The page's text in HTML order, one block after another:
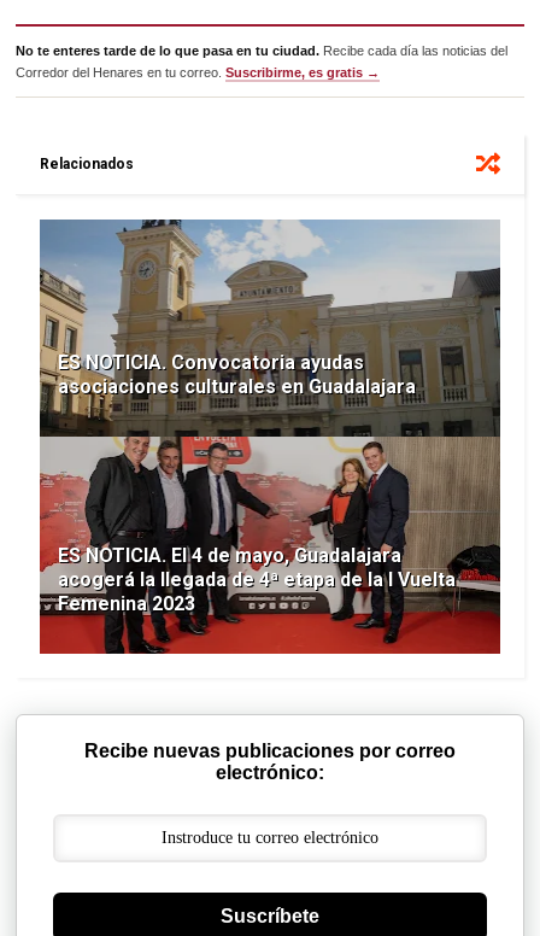
No te enteres tarde de lo que pasa en tu ciudad. Recibe cada día las noticias del
Corredor del Henares en tu correo.Suscribirme, es gratis →
Relacionados
ES NOTICIA. Convocatoria ayudas
asociaciones culturales en Guadalajara
ES NOTICIA. El 4 de mayo, Guadalajara
acogerá la llegada de 4ª etapa de la I Vuelta
Femenina 2023
Recibe nuevas publicaciones por correo
electrónico:
Suscríbete